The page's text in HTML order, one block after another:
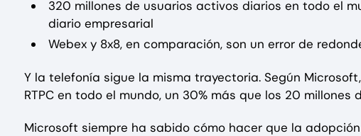
320 millones de usuarios activos diarios en todo el
diario empresarial
Webex y 8x8, en comparación, son un error de
Y la telefonía sigue la misma trayectoria. Según
RTPC en todo el mundo, un 30% más que los 20 millones
Microsoft siempre ha sabido cómo hacer que la